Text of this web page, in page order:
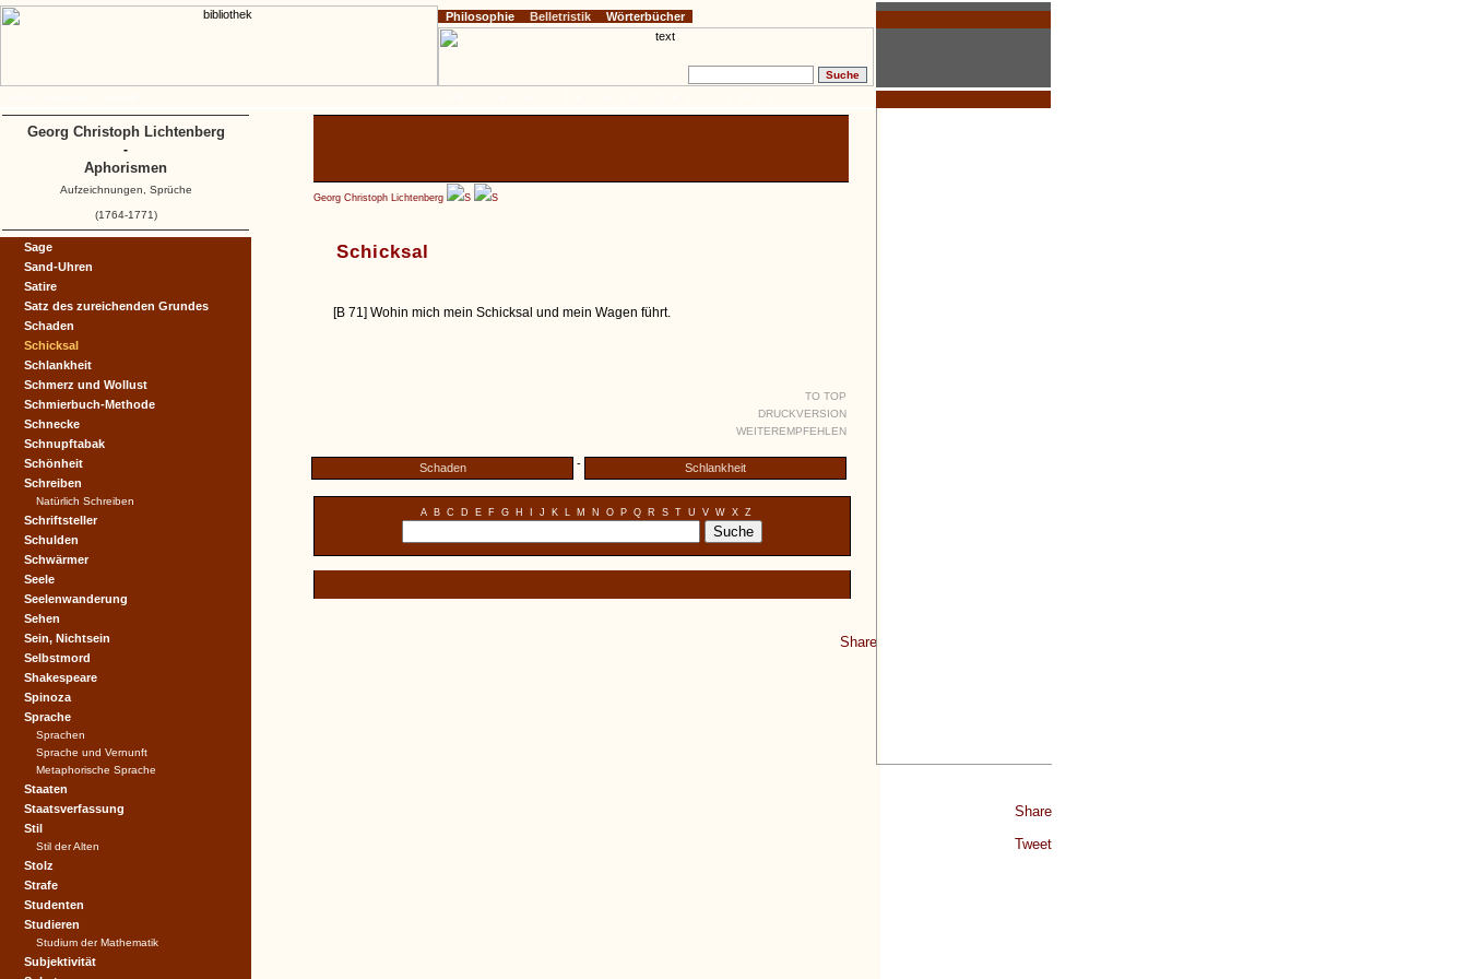
Share
Tweet
Georg Christoph Lichtenberg S S
Schicksal
[B 71] Wohin mich mein Schicksal und mein Wagen führt.
TO TOP
DRUCKVERSION
WEITEREMPFEHLEN
Schaden - Schlankheit
A B C D E F G H J K L M N O P Q R S T U V W X Z
Share
Sage
Sand-Uhren
Satire
Satz des zureichenden Grundes
Schaden
Schicksal
Schlankheit
Schmerz und Wollust
Schmierbuch-Methode
Schnecke
Schnupftabak
Schönheit
Schreiben
Natürlich Schreiben
Schriftsteller
Schulden
Schwärmer
Seele
Seelenwanderung
Sehen
Sein, Nichtsein
Selbstmord
Shakespeare
Spinoza
Sprache
Sprachen
Sprache und Vernunft
Metaphorische Sprache
Staaten
Staatsverfassung
Stil
Stil der Alten
Stolz
Strafe
Studenten
Studieren
Studium der Mathematik
Subjektivität
Philosophie Belletristik Wörterbücher
Georg Christoph Lichtenberg
-
Aphorismen
Aufzeichnungen, Sprüche
(1764-1771)